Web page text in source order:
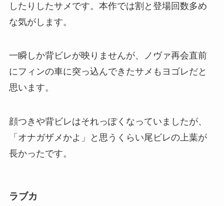
したりしたサメです。本作では割と登場回数多め
な気がします。
一瞬しか背ビレが映りませんが、ノヴァ再会直前
にフィンの車に突っ込んできたサメもヨゴレだと
思います。
顔つきや背ビレはそれっぽくなっていましたが、
「オナガザメかよ」と思うくらい尾ビレの上葉が
長かったです。
ラブカ